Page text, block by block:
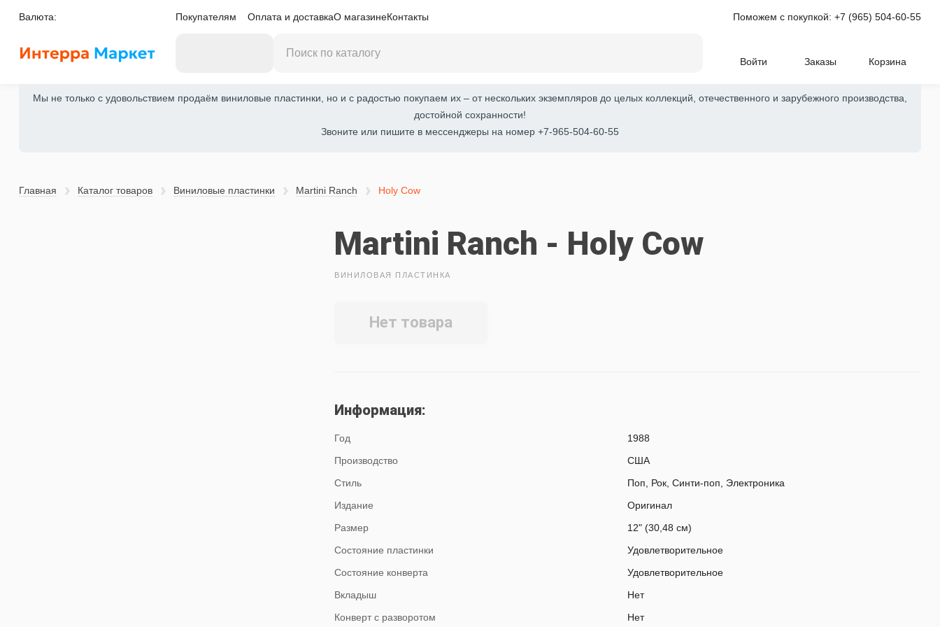
Валюта: Покупателям Оплата и доставкаО магазинеКонтакты Поможем с покупкой:+7 (965) 504-60-55
Войти Заказы Корзина
Мы не только с удовольствием продаём виниловые пластинки, но и с радостью покупаем их – от нескольких экземпляров до целых коллекций, отечественного и зарубежного производства,
достойной сохранности!
Звоните или пишите в мессенджеры на номер +7-965-504-60-55
Главная Каталог товаров Виниловые пластинки Martini Ranch Holy Cow
Martini Ranch - Holy Cow
ВИНИЛОВАЯ ПЛАСТИНКА
Нет товара
Информация:
Год
1988
Производство
США
Стиль
Поп, Рок, Синти-поп, Электроника
Издание
Оригинал
Размер
12" (30,48 см)
Состояние пластинки
Удовлетворительное
Состояние конверта
Удовлетворительное
Вкладыш
Нет
Конверт с разворотом
Нет